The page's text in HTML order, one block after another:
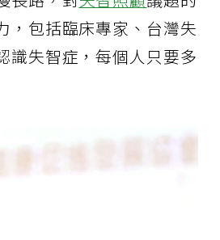
長路，對失智照顧議題的
，包括臨床專家、台灣失
失智症，每個人只要多